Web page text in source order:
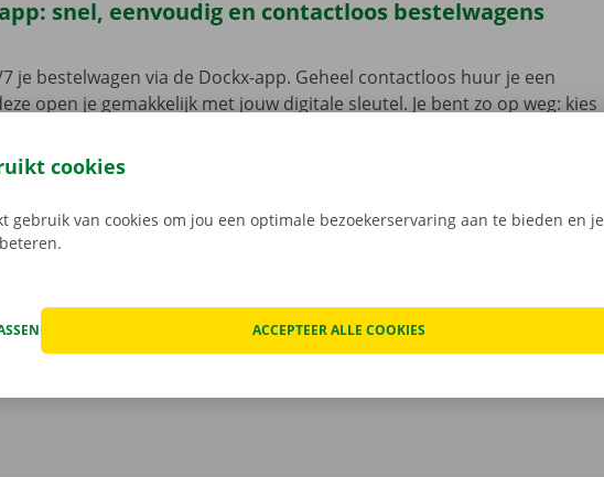
snel, eenvoudig en contactloos bestelwagens
je bestelwagen via de Dockx-app. Geheel contactloos huur je een
open je gemakkelijk met jouw digitale sleutel. Je bent zo op weg: kies
de gratis app nu voor
cookies
gebruik van cookies om jou een optimale bezoekerservaring aan te bieden en je
ACCEPTEER ALLE COOKIES